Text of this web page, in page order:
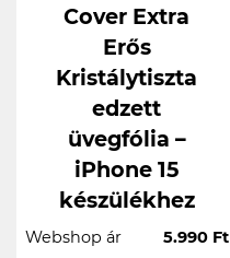
Cover Extra
Erős
Kristálytiszta
edzett
üvegfólia –
iPhone 15
készülékhez
Webshop ár 5.990 Ft